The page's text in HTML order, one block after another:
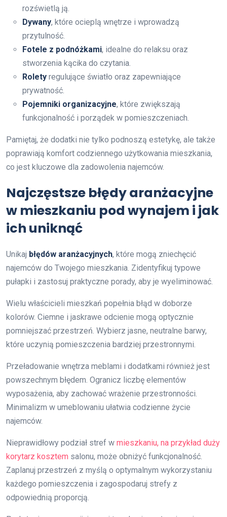
rozświetlą ją.
Dywany, które ocieplą wnętrze i wprowadzą
przytulność.
Fotele z podnóżkami, idealne do relaksu oraz
stworzenia kącika do czytania.
Rolety regulujące światło oraz zapewniające
prywatność.
Pojemniki organizacyjne, które zwiększają
funkcjonalność i porządek w pomieszczeniach.
Pamiętaj, że dodatki nie tylko podnoszą estetykę, ale także
poprawiają komfort codziennego użytkowania mieszkania,
co jest kluczowe dla zadowolenia najemców.
Najczęstsze błędy aranżacyjne
w mieszkaniu pod wynajem i jak
ich uniknąć
Unikaj błędów aranżacyjnych, które mogą zniechęcić
najemców do Twojego mieszkania. Zidentyfikuj typowe
pułapki i zastosuj praktyczne porady, aby je wyeliminować.
Wielu właścicieli mieszkań popełnia błąd w doborze
kolorów. Ciemne i jaskrawe odcienie mogą optycznie
pomniejszać przestrzeń. Wybierz jasne, neutralne barwy,
które uczynią pomieszczenia bardziej przestronnymi.
Przeładowanie wnętrza meblami i dodatkami również jest
powszechnym błędem. Ogranicz liczbę elementów
wyposażenia, aby zachować wrażenie przestronności.
Minimalizm w umeblowaniu ułatwia codzienne życie
najemców.
Nieprawidłowy podział stref w mieszkaniu, na przykład duży
korytarz kosztem salonu, może obniżyć funkcjonalność.
Zaplanuj przestrzeń z myślą o optymalnym wykorzystaniu
każdego pomieszczenia i zagospodaruj strefy z
odpowiednią proporcją.